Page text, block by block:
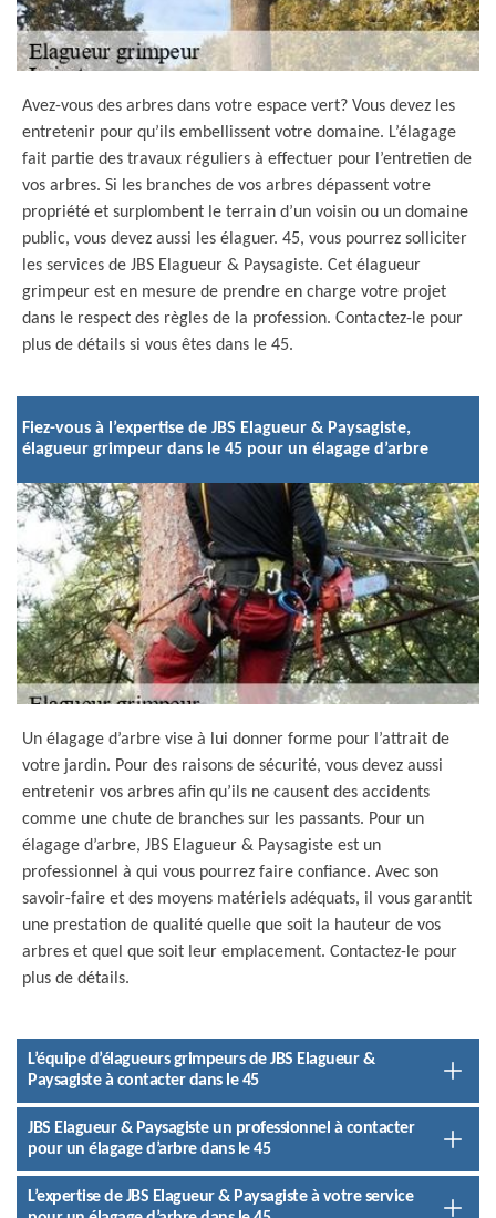
Avez-vous des arbres dans votre espace vert? Vous devez les
entretenir pour qu’ils embellissent votre domaine. L’élagage
fait partie des travaux réguliers à effectuer pour l’entretien de
vos arbres. Si les branches de vos arbres dépassent votre
propriété et surplombent le terrain d’un voisin ou un domaine
public, vous devez aussi les élaguer. 45, vous pourrez solliciter
les services de JBS Elagueur & Paysagiste. Cet élagueur
grimpeur est en mesure de prendre en charge votre projet
dans le respect des règles de la profession. Contactez-le pour
plus de détails si vous êtes dans le 45.
Fiez-vous à l’expertise de JBS Elagueur & Paysagiste,
élagueur grimpeur dans le 45 pour un élagage d’arbre
Un élagage d’arbre vise à lui donner forme pour l’attrait de
votre jardin. Pour des raisons de sécurité, vous devez aussi
entretenir vos arbres afin qu’ils ne causent des accidents
comme une chute de branches sur les passants. Pour un
élagage d’arbre, JBS Elagueur & Paysagiste est un
professionnel à qui vous pourrez faire confiance. Avec son
savoir-faire et des moyens matériels adéquats, il vous garantit
une prestation de qualité quelle que soit la hauteur de vos
arbres et quel que soit leur emplacement. Contactez-le pour
plus de détails.
L’équipe d’élagueurs grimpeurs de JBS Elagueur &
Paysagiste à contacter dans le 45
JBS Elagueur & Paysagiste un professionnel à contacter
pour un élagage d’arbre dans le 45
L’expertise de JBS Elagueur & Paysagiste à votre service